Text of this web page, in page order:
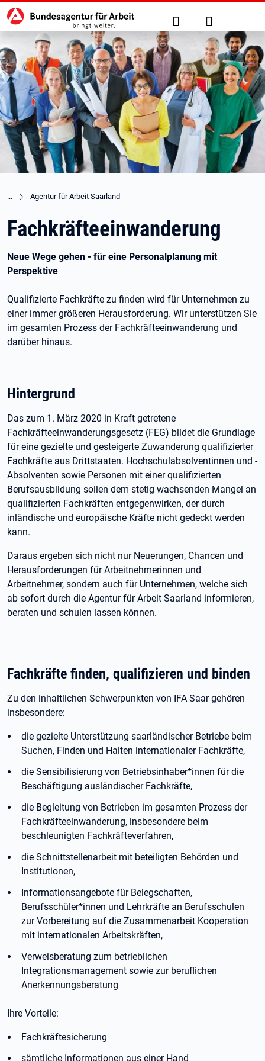
zu den Hauptinhalten springen
Hauptnavigation Suche Anmelden
Agentur für Arbeit Saarland
Fachkräfteeinwanderung
Neue Wege gehen - für eine Personalplanung mit
Perspektive
Qualifizierte Fachkräfte zu finden wird für Unternehmen zu
einer immer größeren Herausforderung. Wir unterstützen Sie
im gesamten Prozess der Fachkräfteeinwanderung und
darüber hinaus.
Hintergrund
Das zum 1. März 2020 in Kraft getretene
Fachkräfteeinwanderungsgesetz (FEG) bildet die Grundlage
für eine gezielte und gesteigerte Zuwanderung qualifizierter
Fachkräfte aus Drittstaaten. Hochschulabsolventinnen und -
Absolventen sowie Personen mit einer qualifizierten
Berufsausbildung sollen dem stetig wachsenden Mangel an
qualifizierten Fachkräften entgegenwirken, der durch
inländische und europäische Kräfte nicht gedeckt werden
kann.
Daraus ergeben sich nicht nur Neuerungen, Chancen und
Herausforderungen für Arbeitnehmerinnen und
Arbeitnehmer, sondern auch für Unternehmen, welche sich
ab sofort durch die Agentur für Arbeit Saarland informieren,
beraten und schulen lassen können.
Fachkräfte finden, qualifizieren und binden
Zu den inhaltlichen Schwerpunkten von IFA Saar gehören
insbesondere:
die gezielte Unterstützung saarländischer Betriebe beim
Suchen, Finden und Halten internationaler Fachkräfte,
die Sensibilisierung von Betriebsinhaber*innen für die
Beschäftigung ausländischer Fachkräfte,
die Begleitung von Betrieben im gesamten Prozess der
Fachkräfteeinwanderung, insbesondere beim
beschleunigten Fachkräfteverfahren,
die Schnittstellenarbeit mit beteiligten Behörden und
Institutionen,
Informationsangebote für Belegschaften,
Berufsschüler*innen und Lehrkräfte an Berufsschulen
zur Vorbereitung auf die Zusammenarbeit Kooperation
mit internationalen Arbeitskräften,
Verweisberatung zum betrieblichen
Integrationsmanagement sowie zur beruflichen
Anerkennungsberatung
Ihre Vorteile:
Fachkräftesicherung
sämtliche Informationen aus einer Hand